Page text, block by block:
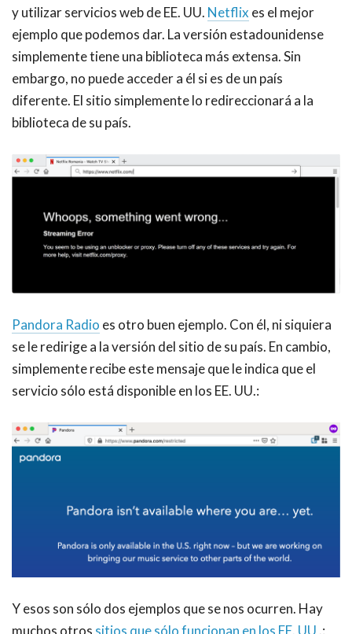
y utilizar servicios web de EE. UU. Netflix es el mejor
ejemplo que podemos dar. La versión estadounidense
simplemente tiene una biblioteca más extensa. Sin
embargo, no puede acceder a él si es de un país
diferente. El sitio simplemente lo redireccionará a la
biblioteca de su país.
Pandora Radio es otro buen ejemplo. Con él, ni siquiera
se le redirige a la versión del sitio de su país. En cambio,
simplemente recibe este mensaje que le indica que el
servicio sólo está disponible en los EE. UU.:
Y esos son sólo dos ejemplos que se nos ocurren. Hay
muchos otros sitios que sólo funcionan en los EE. UU.: